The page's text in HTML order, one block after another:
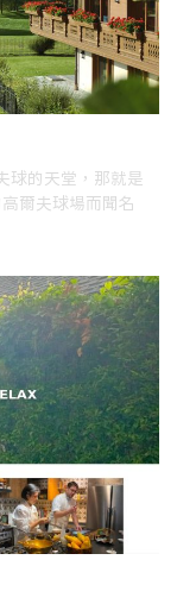
球的天堂，那就是
爾夫球場而聞名